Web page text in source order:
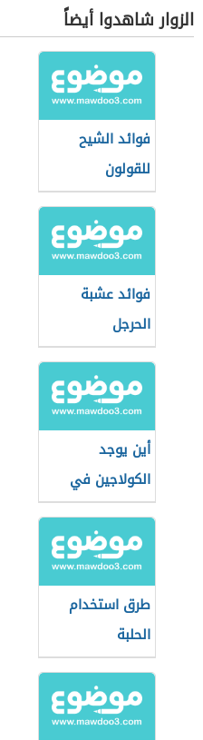
الزوار شاهدوا أيضاً
فوائد الشيح
للقولون
فوائد عشبة
الحرجل
أين يوجد
الكولاجين في
الأعشاب
طرق استخدام
الحلبة